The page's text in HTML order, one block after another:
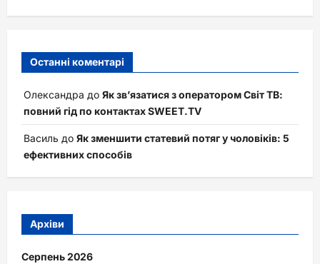
Останні коментарі
Олександра до Як зв’язатися з оператором Світ ТВ:
повний гід по контактах SWEET.TV
Василь до Як зменшити статевий потяг у чоловіків: 5
ефективних способів
Архіви
Серпень 2026